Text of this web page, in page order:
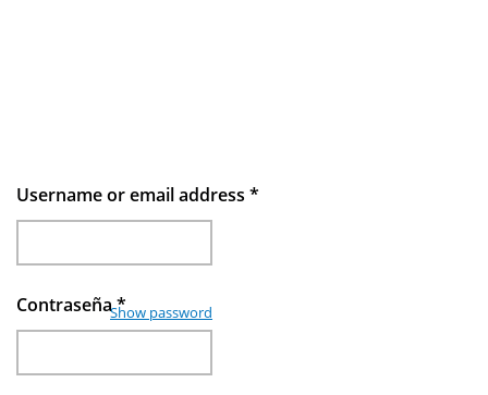
Username or email address *
Contraseña*
Show password